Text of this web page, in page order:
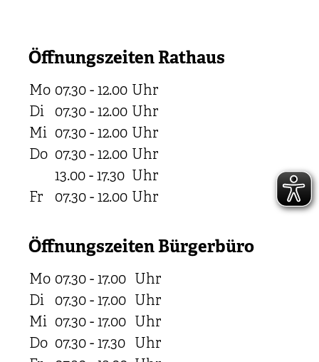
Öffnungszeiten Rathaus
Mo 07.30 - 12.00 Uhr
Di
07.30 - 12.00 Uhr
Mi 07.30 - 12.00 Uhr
Do 07.30 - 12.00 Uhr
13.00 - 17.30 Uhr
Fr
07.30 - 12.00 Uhr
Öffnungszeiten Bürgerbüro
Mo 07.30 - 17.00 Uhr
Di
07.30 - 17.00 Uhr
Mi 07.30 - 17.00 Uhr
Do 07.30 - 17.30 Uhr